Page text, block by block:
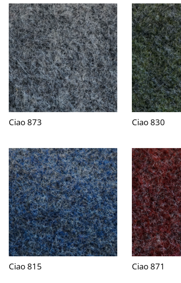
Ciao 873 Ciao 830
Ciao 815 Ciao 871